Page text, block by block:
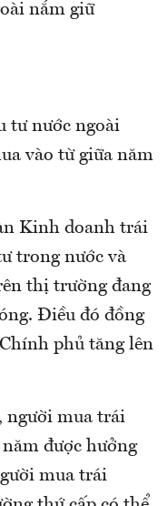
nắm giữ
tư nước ngoài
vào từ giữa năm
Kinh doanh trái
trong nước và
thị trường đang
Điều đó đồng
phủ tăng lên
người mua trái
được hưởng
mua trái